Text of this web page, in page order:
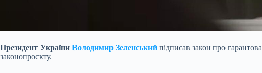
Президент України Володимир Зеленський підписав закон про
законопроєкту.